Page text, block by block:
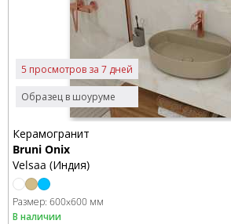
Образец в шоуруме
5 просмотров за 7 дней
Керамогранит
Bruni Onix
Velsaa (Индия)
Размер: 600x600 мм
В наличии